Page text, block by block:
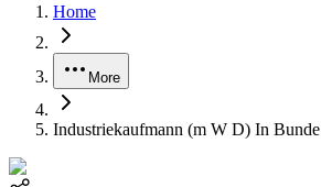
Home
More
Industriekaufmann (m W D) In Bunde